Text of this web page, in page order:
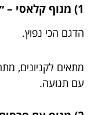
1) מנוף קלאסי – ״הבובה במרכז והלב על הקצה״
הדגם הכי נפוץ.
מתאים לקניונים,
עם תנועה.